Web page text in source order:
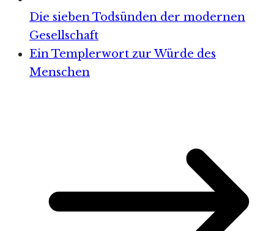
Die sieben Todsünden der modernen
Gesellschaft
Ein Templerwort zur Würde des
Menschen